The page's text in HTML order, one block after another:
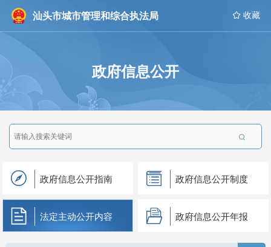
汕头市城市管理和综合执法局  收藏
政府信息公开

政府信息公开指南 政府信息公开制度
法定主动公开内容 政府信息公开年报